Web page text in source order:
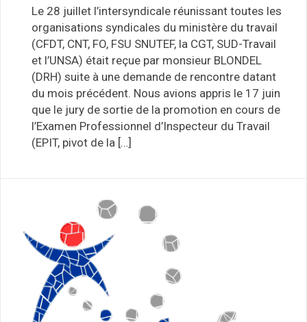
Le 28 juillet l’intersyndicale réunissant toutes les
organisations syndicales du ministère du travail
(CFDT, CNT, FO, FSU SNUTEF, la CGT, SUD-Travail
et l’UNSA) était reçue par monsieur BLONDEL
(DRH) suite à une demande de rencontre datant
du mois précédent. Nous avions appris le 17 juin
que le jury de sortie de la promotion en cours de
l’Examen Professionnel d’Inspecteur du Travail
(EPIT, pivot de la […]